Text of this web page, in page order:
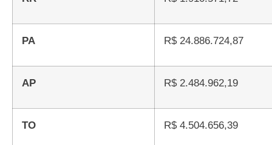
PA R$ 24.886.724,87
AP R$ 2.484.962,19
TO R$ 4.504.656,39